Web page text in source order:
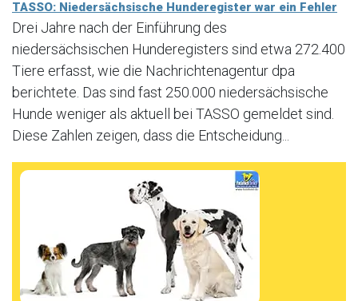
TASSO: Niedersächsische Hunderegister war ein Fehler
Drei Jahre nach der Einführung des
niedersächsischen Hunderegisters sind etwa 272.400
Tiere erfasst, wie die Nachrichtenagentur dpa
berichtete. Das sind fast 250.000 niedersächsische
Hunde weniger als aktuell bei TASSO gemeldet sind.
Diese Zahlen zeigen, dass die Entscheidung...